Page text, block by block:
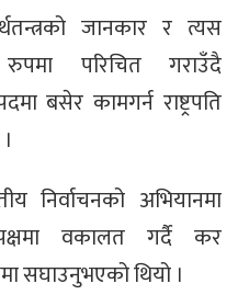
जानकार र त्यस
परिचित गराउँदै
बसेर कामगर्न राष्ट्रपति
निर्वाचनको अभियानमा
पक्षमा वकालत गर्दै कर
सघाउनुभएको थियो ।